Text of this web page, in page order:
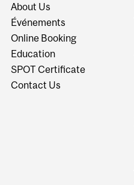
About Us
Événements
Online Booking
Education
SPOT Certificate
Contact Us